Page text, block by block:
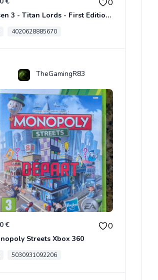
0
Risen 3 - Titan Lords - First Edition Xbox 360
4020628885670
TheGamingR83
€ 0
Streets Xbox 360
5030931092206